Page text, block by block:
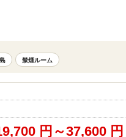
禁煙ルーム
円～37,600 円